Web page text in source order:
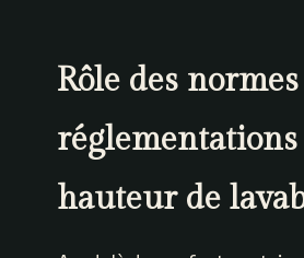
Rôle des
hauteur de